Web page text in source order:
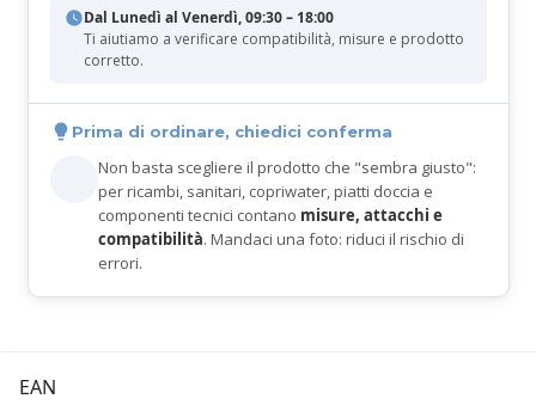
Dal Lunedì al Venerdì, 09:30 – 18:00
Ti aiutiamo a verificare compatibilità, misure e prodotto
corretto.
Prima di ordinare, chiedici conferma
Non basta scegliere il prodotto che "sembra giusto":
per ricambi, sanitari, copriwater, piatti doccia e
componenti tecnici contano misure, attacchi e
compatibilità. Mandaci una foto: riduci il rischio di
errori.
EAN